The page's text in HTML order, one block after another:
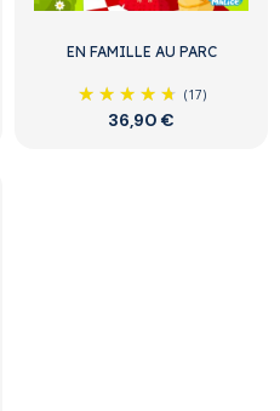
EN FAMILLE AU PARC
(17)
36,90 €